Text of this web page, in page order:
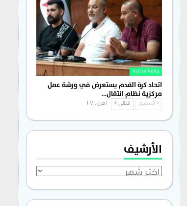
رياضة محلية
اتحاد كرة القدم يستعرض في ورشة عمل
مركزية نظام انتقال…
السابق التالي 1 من 1٬700
الأرشيف
الأرشيف